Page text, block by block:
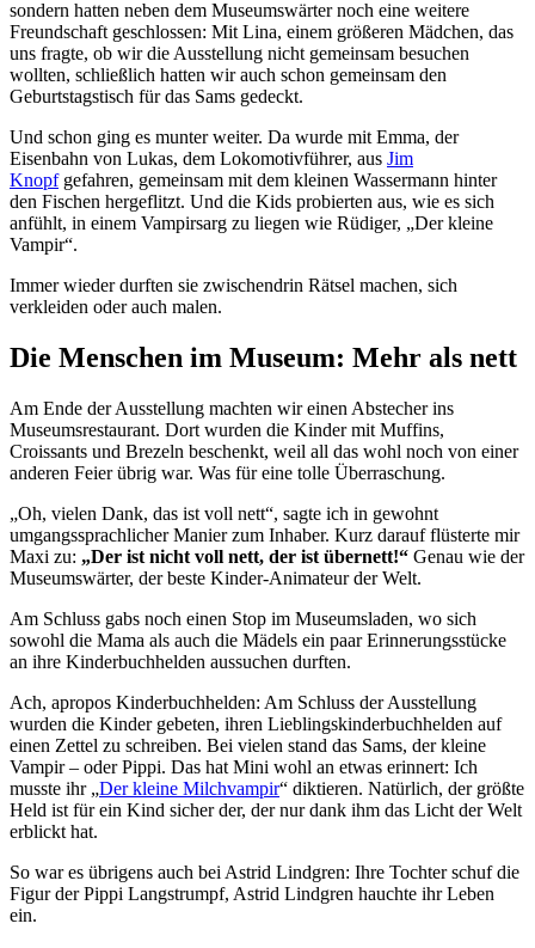
sondern hatten neben dem Museumswärter noch eine weitere
Freundschaft geschlossen: Mit Lina, einem größeren Mädchen, das
uns fragte, ob wir die Ausstellung nicht gemeinsam besuchen
wollten, schließlich hatten wir auch schon gemeinsam den
Geburtstagstisch für das Sams gedeckt.
Und schon ging es munter weiter. Da wurde mit Emma, der
Eisenbahn von Lukas, dem Lokomotivführer, aus Jim
Knopfgefahren, gemeinsam mit dem kleinen Wassermann hinter
den Fischen hergeflitzt. Und die Kids probierten aus, wie es sich
anfühlt, in einem Vampirsarg zu liegen wie Rüdiger, „Der kleine
Vampir“.
Immer wieder durften sie zwischendrin Rätsel machen, sich
verkleiden oder auch malen.
Die Menschen im Museum: Mehr als nett
Am Ende der Ausstellung machten wir einen Abstecher ins
Museumsrestaurant. Dort wurden die Kinder mit Muffins,
Croissants und Brezeln beschenkt, weil all das wohl noch von einer
anderen Feier übrig war. Was für eine tolle Überraschung.
„Oh, vielen Dank, das ist voll nett“, sagte ich in gewohnt
umgangssprachlicher Manier zum Inhaber. Kurz darauf flüsterte mir
Maxi zu: „Der ist nicht voll nett, der ist übernett!“ Genau wie der
Museumswärter, der beste Kinder-Animateur der Welt.
Am Schluss gabs noch einen Stop im Museumsladen, wo sich
sowohl die Mama als auch die Mädels ein paar Erinnerungsstücke
an ihre Kinderbuchhelden aussuchen durften.
Ach, apropos Kinderbuchhelden: Am Schluss der Ausstellung
wurden die Kinder gebeten, ihren Lieblingskinderbuchhelden auf
einen Zettel zu schreiben. Bei vielen stand das Sams, der kleine
Vampir – oder Pippi. Das hat Mini wohl an etwas erinnert: Ich
musste ihr „Der kleine Milchvampir“ diktieren. Natürlich, der größte
Held ist für ein Kind sicher der, der nur dank ihm das Licht der Welt
erblickt hat.
So war es übrigens auch bei Astrid Lindgren: Ihre Tochter schuf die
Figur der Pippi Langstrumpf, Astrid Lindgren hauchte ihr Leben
ein.